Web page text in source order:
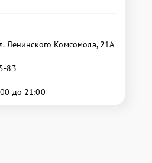
Ленинского Комсомола, 21А
83
до 21:00